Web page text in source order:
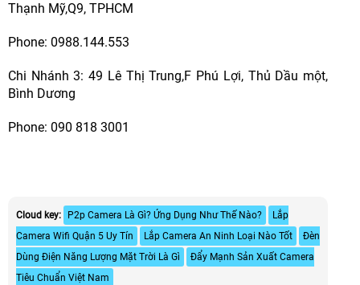
Thạnh Mỹ,Q9, TPHCM
Phone: 0988.144.553
Chi Nhánh 3: 49 Lê Thị Trung,F Phú Lợi, Thủ Dầu một,
Bình Dương
Phone: 090 818 3001
Cloud key: P2p Camera Là Gì? Ứng Dụng Như Thế Nào?
Lắp
Camera Wifi Quận 5 Uy Tín
Lắp Camera An Ninh Loại Nào Tốt
Đèn
Dùng Điện Năng Lượng Mặt Trời Là Gì
Đẩy Mạnh Sản Xuất Camera
Tiêu Chuẩn Việt Nam